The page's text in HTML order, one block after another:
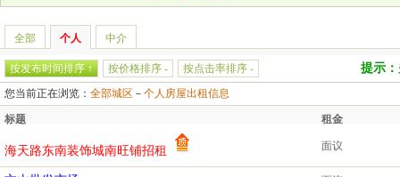
全部 个人 中介
按发布时间排序 ↑ 按价格排序 - 按点击率排序 - 提示
您当前正在浏览： 全部城区 － 个人房屋出租信息
标题 租金
海天路东南装饰城南旺铺招租 面议